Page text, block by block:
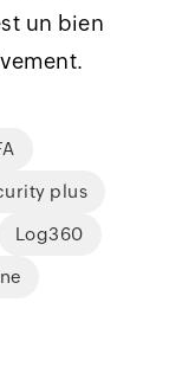
un bien
plus
Log360